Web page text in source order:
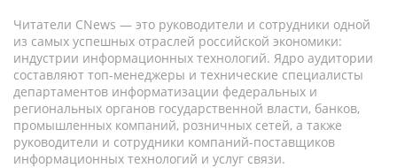
Читатели CNews — это руководители и сотрудники одной
из самых успешных отраслей российской экономики:
индустрии информационных технологий. Ядро аудитории
составляют топ-менеджеры и технические специалисты
департаментов информатизации федеральных и
региональных органов государственной власти, банков,
промышленных компаний, розничных сетей, а также
руководители и сотрудники компаний-поставщиков
информационных технологий и услуг связи.